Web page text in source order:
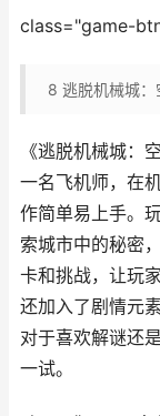
class="game-
8 逃脱机械城：
《逃脱机械城：
一名飞机师，在
作简单易上手。
索城市中的秘密
卡和挑战，让玩
还加入了剧情元
对于喜欢解谜还
一试。